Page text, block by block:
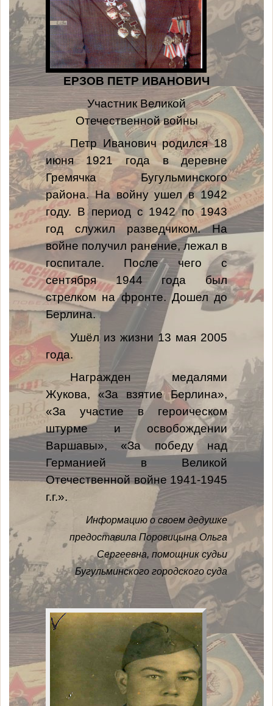
ЕРЗОВ ПЕТР ИВАНОВИЧ
Участник Великой
Отечественной войны
Петр Иванович родился 18
июня 1921 года в деревне
Гремячка Бугульминского
района. На войну ушел в 1942
году. В период с 1942 по 1943
год служил разведчиком. На
войне получил ранение, лежал в
госпитале. После чего с
сентября 1944 года был
стрелком на фронте. Дошел до
Берлина.
Ушёл из жизни 13 мая 2005
года.
Награжден медалями
Жукова, «За взятие Берлина»,
«За участие в героическом
штурме и освобождении
Варшавы», «За победу над
Германией в Великой
Отечественной войне 1941-1945
г.г.».
Информацию о своем дедушке
предоставила Поровицына Ольга
Сергеевна, помощник судьи
Бугульминского городского суда